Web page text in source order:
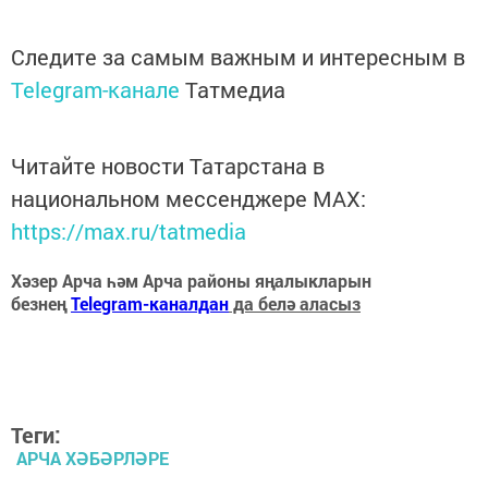
Следите за самым важным и интересным в
Telegram-канале Татмедиа
Читайте новости Татарстана в
национальном мессенджере MАХ:
https://max.ru/tatmedia
Хәзер Арча һәм Арча районы яңалыкларын
безнеңTelegram-каналданда белә аласыз
Теги:
АРЧА ХӘБӘРЛӘРЕ